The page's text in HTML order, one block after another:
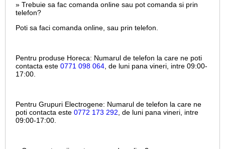
» Trebuie sa fac comanda online sau pot comanda si prin
telefon?
Poti sa faci comanda online, sau prin telefon.
Pentru produse Horeca: Numarul de telefon la care ne poti
contacta este 0771 098 064, de luni pana vineri, intre 09:00-
17:00.
Pentru Grupuri Electrogene: Numarul de telefon la care ne
poti contacta este 0772 173 292, de luni pana vineri, intre
09:00-17:00.